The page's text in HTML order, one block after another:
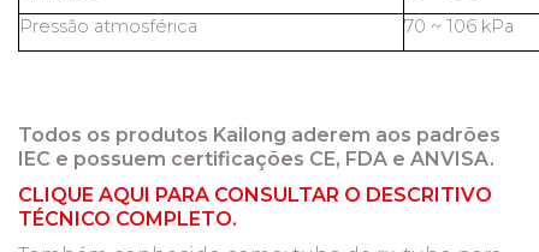
Pressão atmosférica
70 ~ 106 kPa
Todos os produtos Kailong aderem aos padrões
IEC e possuem certificações CE, FDA e ANVISA.
CLIQUE AQUI PARA CONSULTAR O DESCRITIVO
TÉCNICO COMPLETO.